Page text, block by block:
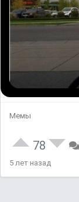
Мемы
78
5 лет назад